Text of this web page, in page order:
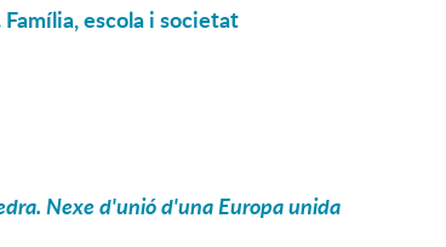
escola i societat
Nexe d'unió d'una Europa unida